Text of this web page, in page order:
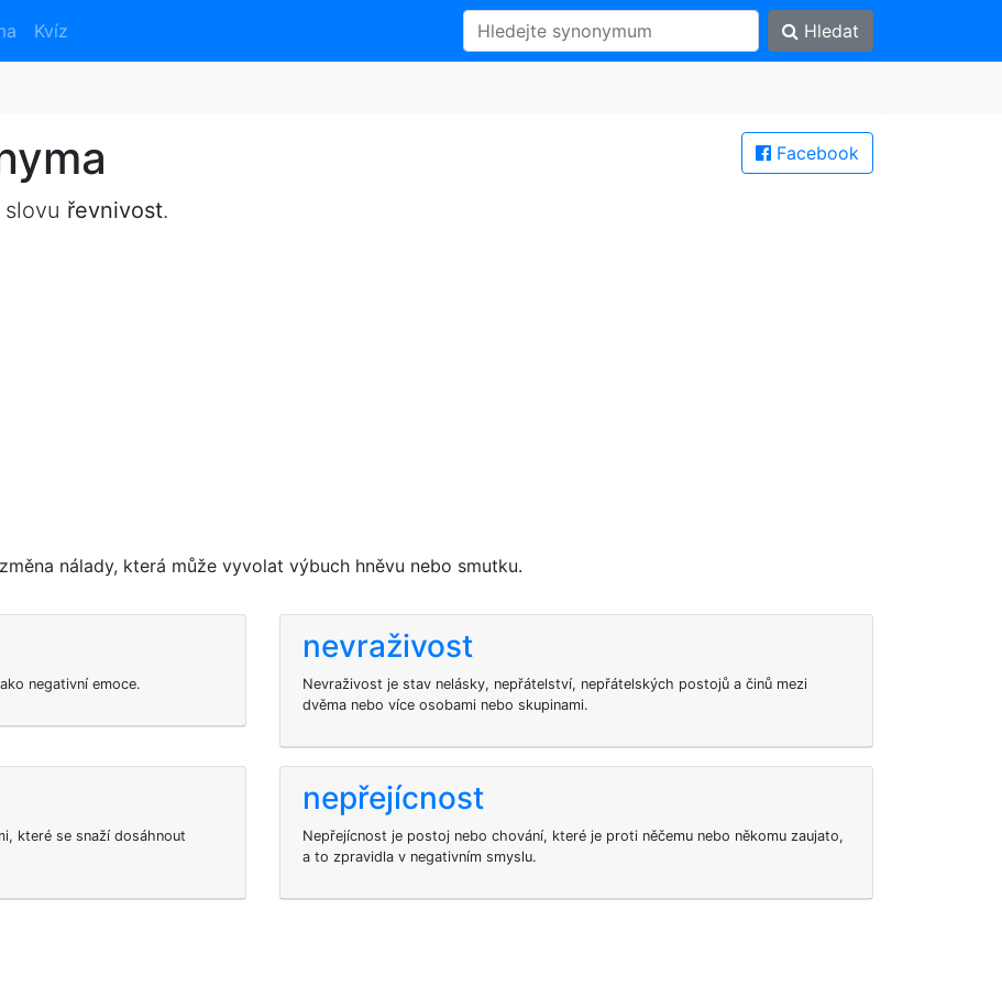
Kvíz Hledat
Facebook
řevnivost.
nálady, která může vyvolat výbuch hněvu nebo smutku.
negativní emoce.
nevraživost
Nevraživost je stav nelásky, nepřátelství, nepřátelských postojů a činů mezi
dvěma nebo více osobami nebo skupinami.
které se snaží dosáhnout
nepřejícnost
Nepřejícnost je postoj nebo chování, které je proti něčemu nebo někomu zaujato,
a to zpravidla v negativním smyslu.